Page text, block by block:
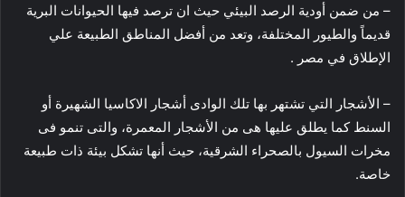
– من ضمن أودية الرصد البيئي حيث ان ترصد فيها الحيوانات البرية
قديماً والطيور المختلفة، وتعد من أفضل المناطق الطبيعة علي
الإطلاق في مصر .
– الأشجار التي تشتهر بها تلك الوادى أشجار الاكاسيا الشهيرة أو
السنط كما يطلق عليها هى من الأشجار المعمرة، والتى تنمو فى
مخرات السيول بالصحراء الشرقية، حيث أنها تشكل بيئة ذات طبيعة
خاصة.